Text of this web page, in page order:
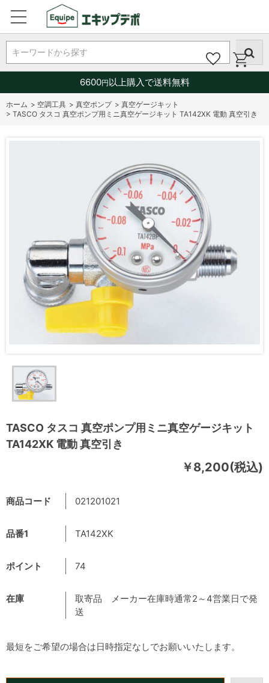
キーワードから探す
6600円以上購入で送料無料
ホーム > 空調工具 > 真空ポンプ > 真空ゲージキット
> TASCO タスコ 真空ポンプ用ミニ真空ゲージキット TA142XK 電動 真空引き
TASCO タスコ 真空ポンプ用ミニ真空ゲージキット
TA142XK 電動 真空引き
￥8,200(税込)
商品コード 021201021
品番1 TA142XK
ポイント 74
在庫
取寄品 メーカー在庫時通常2～4営業日で発
送
最短をご希望の場合は日時指定なしでお願いいたします。